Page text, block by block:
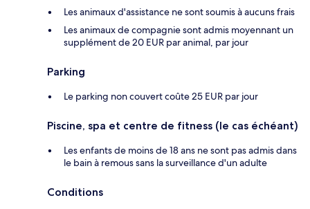
Les animaux d'assistance ne sont soumis à aucuns frais
Les animaux de compagnie sont admis moyennant un
supplément de 20 EUR par animal, par jour
Parking
Le parking non couvert coûte 25 EUR par jour
Piscine, spa et centre de fitness (le cas échéant)
Les enfants de moins de 18 ans ne sont pas admis dans
le bain à remous sans la surveillance d'un adulte
Conditions